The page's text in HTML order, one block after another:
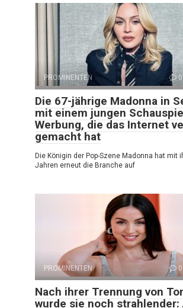
PROMINENTEN 0
Die 67-jährige Madonna in
mit einem jungen
Werbung, die das Internet
gemacht hat
Die Königin der Pop-Szene Madonna hat mit
Jahren erneut die Branche auf
PROMINENTEN 0
Nach ihrer Trennung von
wurde sie noch strahlender: